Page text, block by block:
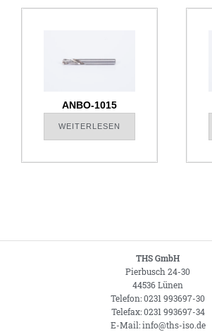
ANBO-1015
WEITERLESEN
THS GmbH
Pierbusch 24-30
44536 Lünen
Telefon: 0231 993697-30
Telefax: 0231 993697-34
E-Mail: info@ths-iso.de